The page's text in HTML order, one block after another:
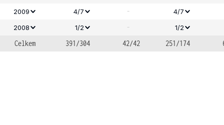
2009
4/7 -
4/7
2008
1/2 - 1/2
Celkem 391/304 42/42 251/174